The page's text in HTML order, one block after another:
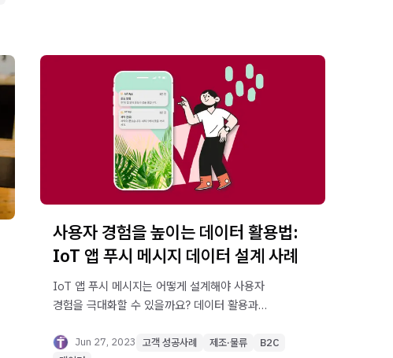
사용자 경험을 높이는 데이터 활용법:
IoT 앱 푸시 메시지 데이터 설계 사례
IoT 앱 푸시 메시지는 어떻게 설계해야 사용자
경험을 극대화할 수 있을까요? 데이터 활용과
알아보세요.
Jun 27, 2023 고객 성공사례 제조·물류
B2C